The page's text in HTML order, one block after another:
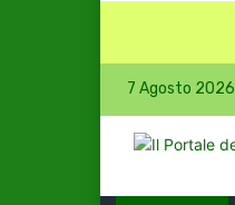
7 Agosto 2026